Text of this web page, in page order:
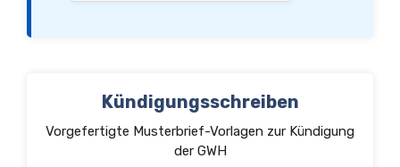
Kündigungsschreiben
Vorgefertigte Musterbrief-Vorlagen zur Kündigung
der GWH